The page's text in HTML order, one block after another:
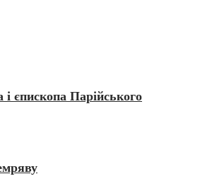
і єпископа Парійського